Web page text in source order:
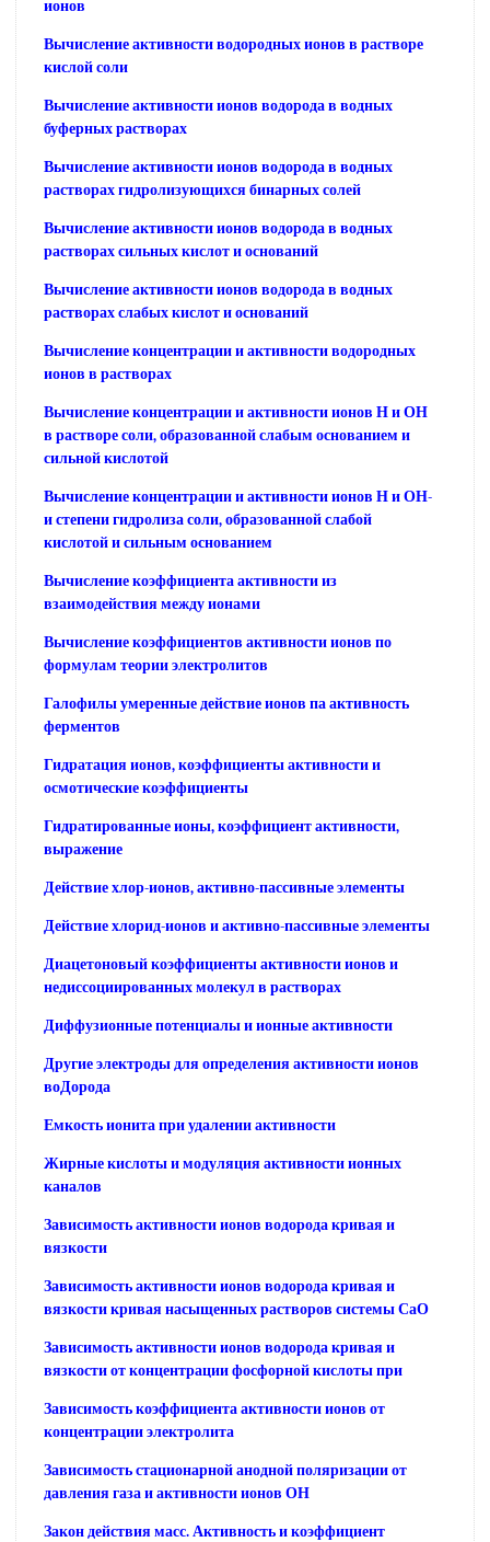
ионов
Вычисление активности водородных ионов в растворе
кислой соли
Вычисление активности ионов водорода в водных
буферных растворах
Вычисление активности ионов водорода в водных
растворах гидролизующихся бинарных солей
Вычисление активности ионов водорода в водных
растворах сильных кислот и оснований
Вычисление активности ионов водорода в водных
растворах слабых кислот и оснований
Вычисление концентрации и активности водородных
ионов в растворах
Вычисление концентрации и активности ионов Н и ОН
в растворе соли, образованной слабым основанием и
сильной кислотой
Вычисление концентрации и активности ионов Н и ОН-
и степени гидролиза соли, образованной слабой
кислотой и сильным основанием
Вычисление коэффициента активности из
взаимодействия между ионами
Вычисление коэффициентов активности ионов по
формулам теории электролитов
Галофилы умеренные действие ионов па активность
ферментов
Гидратация ионов, коэффициенты активности и
осмотические коэффициенты
Гидратированные ионы, коэффициент активности,
выражение
Действие хлор-ионов, активно-пассивные элементы
Действие хлорид-ионов и активно-пассивные элементы
Диацетоновый коэффициенты активности ионов и
недиссоциированных молекул в растворах
Диффузионные потенциалы и ионные активности
Другие электроды для определения активности ионов
воДорода
Емкость ионита при удалении активности
Жирные кислоты и модуляция активности ионных
каналов
Зависимость активности ионов водорода кривая и
вязкости
Зависимость активности ионов водорода кривая и
вязкости кривая насыщенных растворов системы СаО
Зависимость активности ионов водорода кривая и
вязкости от концентрации фосфорной кислоты при
Зависимость коэффициента активности ионов от
концентрации электролита
Зависимость стационарной анодной поляризации от
давления газа и активности ионов ОН
Закон действия масс. Активность и коэффициент